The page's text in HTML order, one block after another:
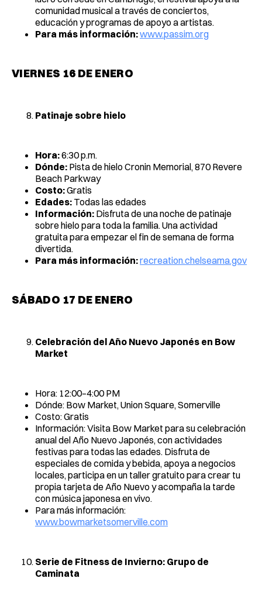
comunidad musical a través de conciertos,
educación y programas de apoyo a artistas.
Para más información:www.passim.org
VIERNES 16 DE ENERO
Patinaje sobre hielo
Hora:6:30 p.m.
Dónde: Pista de hielo Cronin Memorial, 870 Revere
Beach Parkway
Costo:Gratis
Edades: Todas las edades
Información: Disfruta de una noche de patinaje
sobre hielo para toda la familia. Una actividad
gratuita para empezar el fin de semana de forma
divertida.
Para más información:recreation.chelseama.gov
SÁBADO 17 DE ENERO
Celebración del Año Nuevo Japonés en Bow
Market
Hora: 12:00–4:00 PM
Dónde: Bow Market, Union Square, Somerville
Costo: Gratis
Información: Visita Bow Market para su celebración
anual del Año Nuevo Japonés, con actividades
festivas para todas las edades. Disfruta de
especiales de comida y bebida, apoya a negocios
locales, participa en un taller gratuito para crear tu
propia tarjeta de Año Nuevo y acompaña la tarde
con música japonesa en vivo.
Para más información:
www.bowmarketsomerville.com
Serie de Fitness de Invierno: Grupo de
Caminata